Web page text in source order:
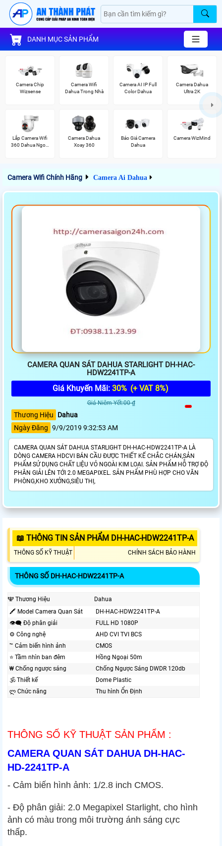
DANH MỤC SẢN PHẨM
Camera Chip
Wizsense
Camera Wifi
Dahua Trong Nhà
Camera AI IP Full
Color Dahua
Camera Dahua
Ultra 2K
Lắp Camera Wifi
360 Dahua Ngoài
Camera Dahua
Xoay 360
Báo Giá Camera
Dahua
Camera WizMind
Camera Wifi Chính Hãng Camera Ai Dahua
CAMERA QUAN SÁT DAHUA STARLIGHT DH-HAC-
HDW2241TP-A
Giá Khuyến Mãi: 30% (+ VAT 8%)
Giá Niêm Yết:00 ₫
Thương Hiệu
Dahua
Ngày Đăng 9/9/2019 9:32:53 AM
CAMERA QUAN SÁT DAHUA STARLIGHT DH-HAC-HDW2241TP-A LÀ
DÒNG CAMERA HDCVI BÁN CẦU ĐƯỢC THIẾT KẾ CHẮC CHÁN,SẢN
PHẨM SỬ DỤNG CHẤT LIỆU VỎ NGOÀI KIM LOẠI. SẢN PHẨM HỖ TRỢ ĐỘ
PHÂN GIẢI LÊN TỚI 2.0 MEGAPIXEL. SẢN PHẨM PHÙ HỢP CHO VĂN
PHÒNG,KHO XƯỞNG,SIÊU THỊ,
📖 THÔNG TIN SẢN PHẨM DH-HAC-HDW2241TP-A
THÔNG SỐ KỸ THUẬT CHÍNH SÁCH BẢO HÀNH
THÔNG SỐ DH-HAC-HDW2241TP-A
🕎 Thương Hiệu
Dahua
🖍 Model Camera Quan Sát
DH-HAC-HDW2241TP-A
👁️‍🗨 Độ phân giải
FULL HD 1080P
⚙ Công nghệ
AHD CVI TVI BCS
™️ Cảm biến hình ảnh
CMOS
⭐ Tầm nhìn ban đêm
Hồng Ngoại 50m
₩ Chống ngược sáng
Chống Ngược Sáng DWDR 120db
🕉️ Thiết kế
Dome Plastic
ლ Chức năng
Thu hình Ổn Định
THÔNG SỐ KỸ THUẬT SẢN PHẨM :
CAMERA QUAN SÁT DAHUA DH-HAC-
HD-2241TP-A
- Cảm biến hình ảnh: 1/2.8 inch CMOS.
- Độ phân giải: 2.0 Megapixel Starlight, cho hình
ảnh có màu trong môi trường ánh sáng cực
thấp.